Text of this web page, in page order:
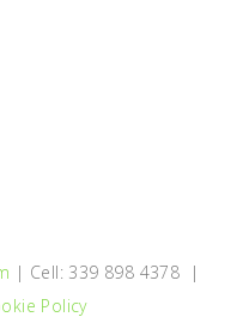
| Cell: 339 898 4378 |
Policy